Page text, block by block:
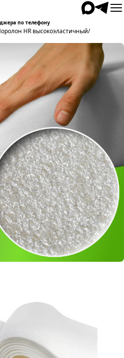
по телефону
HR высокоэластичный/